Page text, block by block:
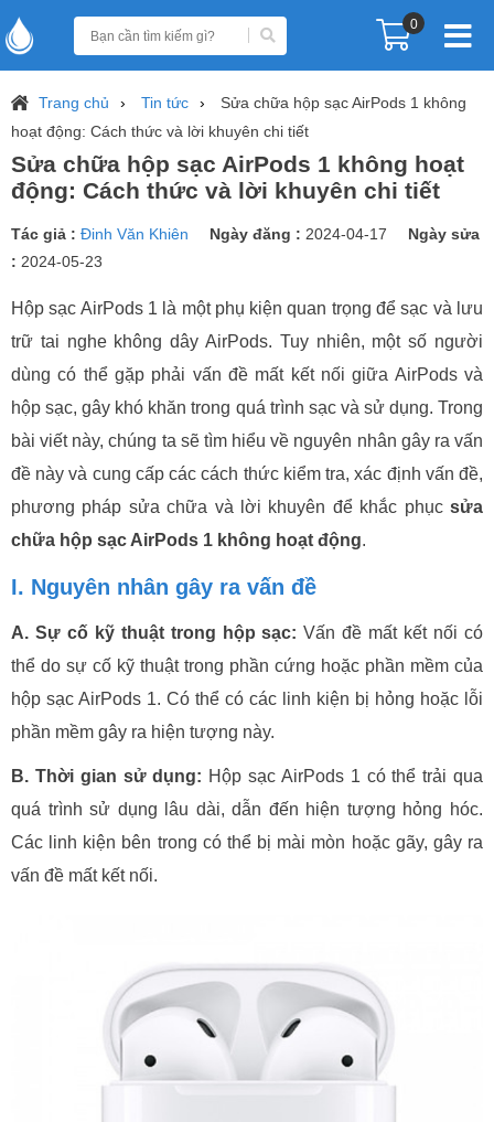
0
Trang chủ Tin tức
Sửa chữa hộp sạc AirPods 1 không
hoạt động: Cách thức và lời khuyên chi tiết
Sửa chữa hộp sạc AirPods 1 không hoạt
động: Cách thức và lời khuyên chi tiết
Tác giả : Đinh Văn Khiên Ngày đăng : 2024-04-17
Ngày sửa
: 2024-05-23
Hộp sạc AirPods 1 là một phụ kiện quan trọng để sạc và lưu
trữ tai nghe không dây AirPods. Tuy nhiên, một số người
dùng có thể gặp phải vấn đề mất kết nối giữa AirPods và
hộp sạc, gây khó khăn trong quá trình sạc và sử dụng. Trong
bài viết này, chúng ta sẽ tìm hiểu về nguyên nhân gây ra vấn
đề này và cung cấp các cách thức kiểm tra, xác định vấn đề,
phương pháp sửa chữa và lời khuyên để khắc phục sửa
chữa hộp sạc AirPods 1 không hoạt động.
I. Nguyên nhân gây ra vấn đề
A. Sự cố kỹ thuật trong hộp sạc: Vấn đề mất kết nối có
thể do sự cố kỹ thuật trong phần cứng hoặc phần mềm của
hộp sạc AirPods 1. Có thể có các linh kiện bị hỏng hoặc lỗi
phần mềm gây ra hiện tượng này.
B. Thời gian sử dụng: Hộp sạc AirPods 1 có thể trải qua
quá trình sử dụng lâu dài, dẫn đến hiện tượng hỏng hóc.
Các linh kiện bên trong có thể bị mài mòn hoặc gãy, gây ra
vấn đề mất kết nối.